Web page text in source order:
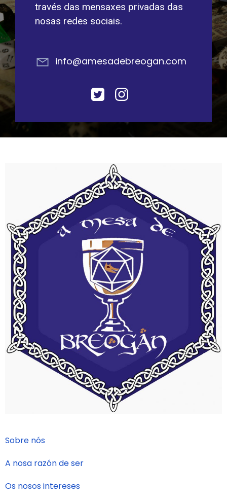
través das mensaxes privadas das
nosas redes sociais.
info@amesadebreogan.com
Sobre nós
A nosa razón de ser
Os nosos intereses